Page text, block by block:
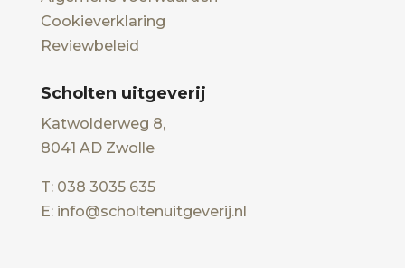
Cookieverklaring
Reviewbeleid
Scholten uitgeverij
Katwolderweg 8,
8041 AD Zwolle
T: 038 3035 635
E: info@scholtenuitgeverij.nl